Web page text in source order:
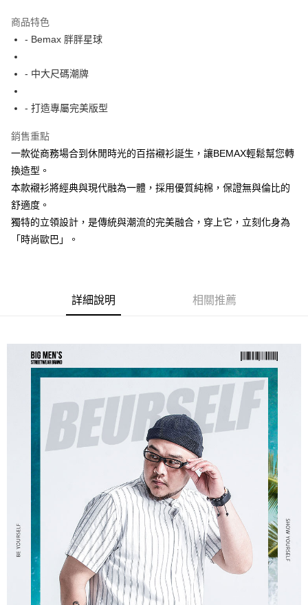
Apple Pay
街口支付
AFTEE先享後付
相關說明
AFTEE先享後付是「在收到商品之後才付款」的支付方式。 讓您購物簡單
便利好安心！
１．簡單：不需註冊會員、不需綁卡、不需儲值。
２．便利：只要手機號碼，簡訊認證，即可結帳。
３．安心：先確認商品／服務後，再付款。
１．於結帳方式選擇「AFTEE先享後付」後，將跳轉至「AFTEE先享後付」
ATM／網路銀行／等多元方式進行付款，方視為交易完成。
※ 請注意：結帳手續完成當下不需立刻繳費，但若您需要取消訂單，請聯絡
購買商品的店家。未經商家同意取消之訂單仍視為有效，需透過AFTEE先享
※ 交易是否成功請以「AFTEE先享後付 」之結帳頁面顯示為準，若有關於
是否繳費成功／繳費後需取消欲退款等相關疑問，請聯繫「AFTEE先享後付
客戶支援中心」https://netprotections.freshdesk.com/support/home
１．透過由恩沛科技股份有限公司提供之「AFTEE先享後付」服務完成之交
易，需依本服務之必要範圍內提供個人資料，並將交易相關給付款項請求債
權轉讓予恩沛科技股份有限公司。
２．關於個人資料處理事宜，請瀏覽以下網址：
https://aftee.tw/terms/#terms3
３．未成年的使用者請事先徵得法定代理人或監護人之同意方可使用
「AFTEE先享後付」，若未經同意申辦者引起之損失，本公司不負相關責
４．使用「AFTEE先享後付」時，將依據個別帳號之用戶狀況，依本公司即
時審查核予不同之上限額度；若仍有額度不足之情形，本公司將視審查結果
請求用戶進行身份認證。
５．嚴禁一人註冊多個帳號或使用他人資訊註冊。若發現惡意使用之情形，
恩沛科技股份有限公司將有權停止該用戶之使用額度並採取法律行動。
ATM付款
運送方式
全家付款取貨
每筆NT$150
每筆NT$80，滿NT$1,200(含以上)免運費
商品特色
- Bemax 胖胖星球
- 中大尺碼潮牌
- 打造專屬完美版型
銷售重點
一款從商務場合到休閒時光的百搭襯衫誕生，讓BEMAX輕鬆幫您轉
換造型。
本款襯衫將經典與現代融為一體，採用優質純棉，保證無與倫比的
舒適度。
獨特的立領設計，是傳統與潮流的完美融合，穿上它，立刻化身為
「時尚歐巴」。
詳細說明 相關推薦